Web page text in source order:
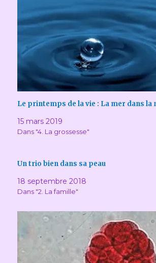
Le printemps de la vie : La mer dans la
15 mars 2019
Dans "4. La grossesse"
Un trio bien dans sa peau
18 septembre 2018
Dans "2. La famille"